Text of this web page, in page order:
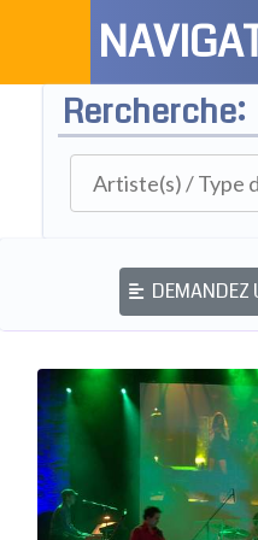
Rercherche:
DEMANDEZ